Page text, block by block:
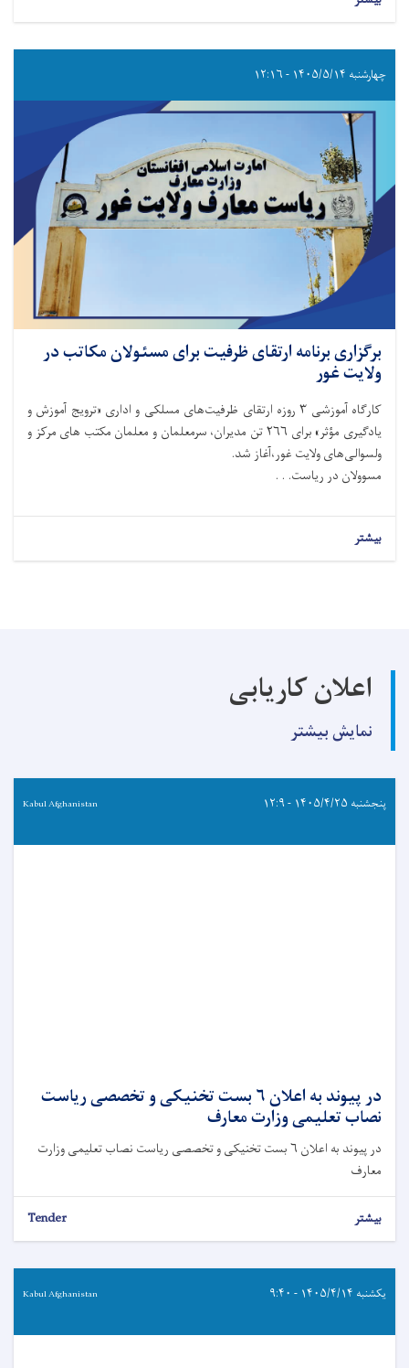
چهارشنبه ۱۴۰۵/۵/۱۴ - ۱۲:۱۶
برگزاری برنامه ارتقای ظرفیت برای مسئولان مکاتب در
ولایت غور
کارگاه آموزشی ۳ روزه ارتقای ظرفیت‌های مسلکی و اداری «ترویج آموزش و
یادگیری مؤثر» برای ۲۶۶ تن مدیران، سرمعلمان و معلمان مکتب های مرکز و
ولسوالی‌های ولایت غور،آغاز شد.
مسوولان در ریاست. . .
بیشتر
اعلان کاریابی
نمایش بیشتر
پنجشنبه ۱۴۰۵/۴/۲۵ - ۱۲:۹ Kabul Afghanistan
در پیوند به اعلان ۶ بست تخنیکی و تخصصی ریاست
نصاب تعلیمی وزارت معارف
در پیوند به اعلان ۶ بست تخنیکی و تخصصی ریاست نصاب تعلیمی وزارت
معارف
بیشتر Tender
یکشنبه ۱۴۰۵/۴/۱۴ - ۹:۴۰ Kabul Afghanistan